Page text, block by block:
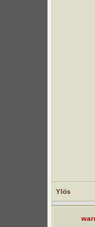
Ylös